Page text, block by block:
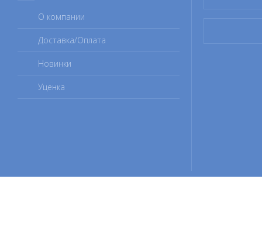
О компании
Доставка/Оплата
Новинки
Уценка